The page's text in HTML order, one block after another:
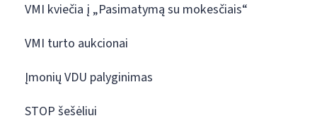
VMI kviečia į „Pasimatymą su mokesčiais“
VMI turto aukcionai
Įmonių VDU palyginimas
STOP šešėliui